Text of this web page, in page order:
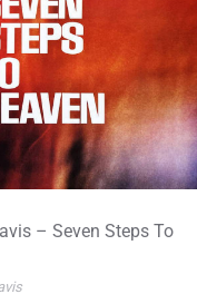
– Seven Steps To